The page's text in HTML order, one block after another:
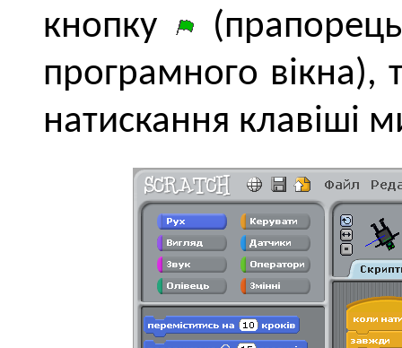
кнопку
програмного вікна),
натискання клавіші